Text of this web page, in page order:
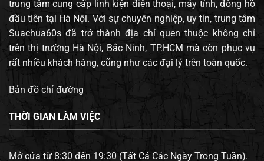
trung tâm cung cấp linh kiện điện thoại, máy tính, đông hồ
đầu tiên tại Hà Nội. Với sự chuyên nghiệp, uy tín, trung tâm
Suachua60s đã trở thành địa chỉ quen thuộc không chỉ
trên thị trường Hà Nội, Bắc Ninh, TP.HCM mà còn phục vụ
rất nhiều khách hàng, cũng như các đại lý trên toàn quốc.
Bản đồ chỉ đường
THỜI GIAN LÀM VIỆC
Mở cửa từ 8:30 đến 19:30 (Tất Cả Các Ngày Trong Tuần).